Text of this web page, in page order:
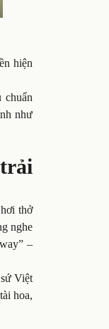
hiện
chuẩn
như
thở
nghe
–
Việt
hoa,